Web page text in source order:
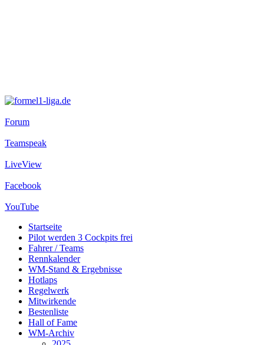
Forum
Teamspeak
LiveView
Facebook
YouTube
Startseite
Pilot werden 3 Cockpits frei
Fahrer / Teams
Rennkalender
WM-Stand & Ergebnisse
Hotlaps
Regelwerk
Mitwirkende
Bestenliste
Hall of Fame
WM-Archiv